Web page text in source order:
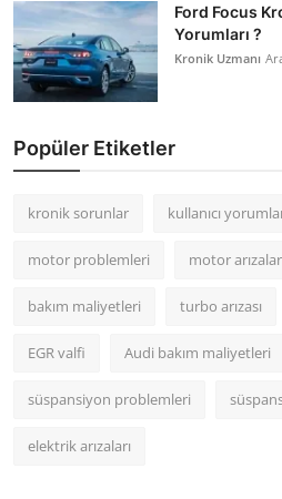
Ford Focus
Yorumları ?
Kronik Uzmanı
Popüler Etiketler
kronik sorunlar kullanıcı
motor problemleri motor
bakım maliyetleri turbo arızası
EGR valfi Audi bakım maliyetleri
süspansiyon problemleri
elektrik arızaları